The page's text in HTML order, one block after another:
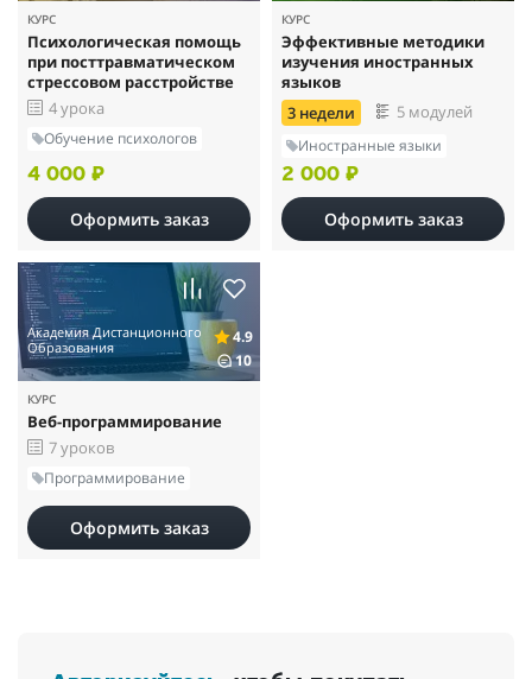
КУРС
Психологическая помощь
при посттравматическом
стрессовом расстройстве
4 урока
Обучение психологов
4 000 ₽
Оформить заказ
КУРС
Эффективные методики
изучения иностранных
языков
3 недели
5 модулей
Иностранные языки
2 000 ₽
Оформить заказ
Академия Дистанционного
Образования
4.9
10
КУРС
Веб-программирование
7 уроков
Программирование
Оформить заказ